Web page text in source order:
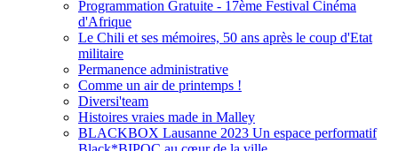
Programmation Gratuite - 17ème Festival Cinéma
d'Afrique
Le Chili et ses mémoires, 50 ans après le coup d'Etat
militaire
Permanence administrative
Comme un air de printemps !
Diversi'team
Histoires vraies made in Malley
BLACKBOX Lausanne 2023 Un espace performatif